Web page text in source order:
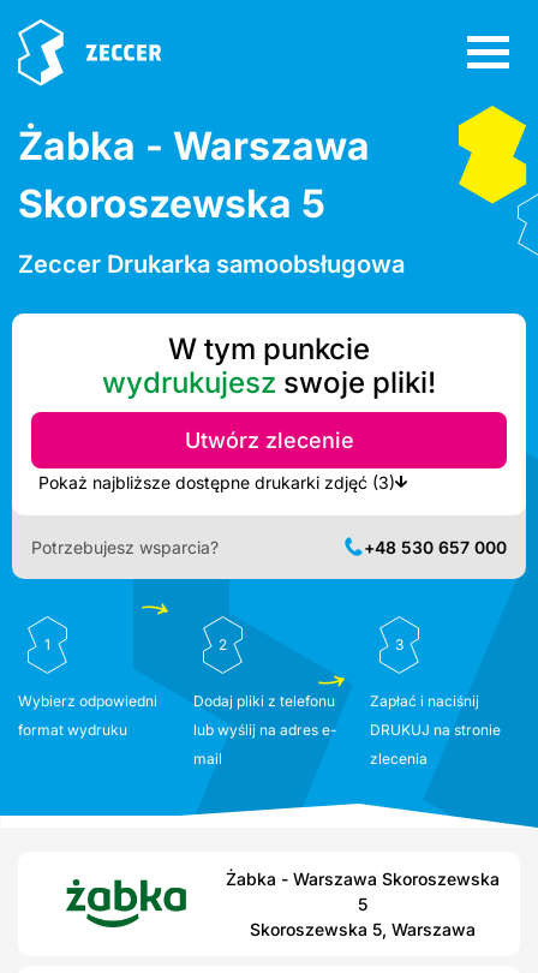
Żabka - Warszawa
Skoroszewska 5
Zeccer Drukarka samoobsługowa
W tym punkcie
wydrukujesz swoje pliki!
Utwórz zlecenie
Pokaż najbliższe dostępne drukarki zdjęć (3)
Potrzebujesz wsparcia? +48 530 657 000
1
Wybierz odpowiedni
format wydruku
2
Dodaj pliki z telefonu
lub wyślij na adres e-
mail
3
Zapłać i naciśnij
DRUKUJ na stronie
zlecenia
Żabka - Warszawa Skoroszewska
5
Skoroszewska 5, Warszawa